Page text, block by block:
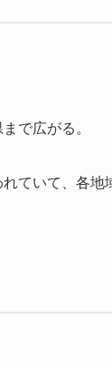
で広がる。
ていて、各地